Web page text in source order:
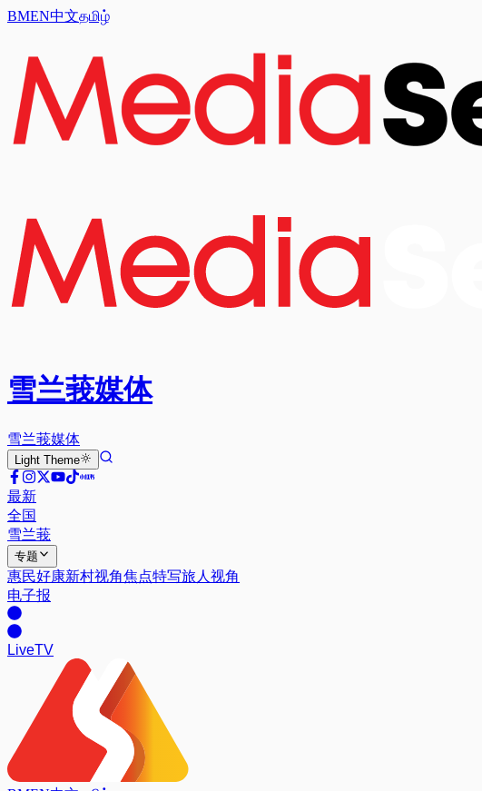
BMEN中文தமிழ்
雪兰莪媒体
雪兰莪媒体
Light Theme
最新
全国
雪兰莪
专题
惠民好康新村视角焦点特写旅人视角
电子报
LiveTV